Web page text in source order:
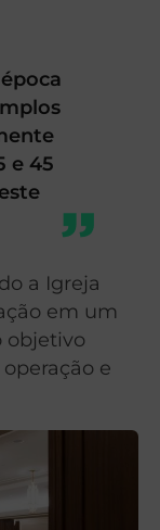
e 45
a Igreja
em um
objetivo
e